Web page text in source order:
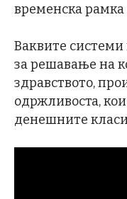
временска
Ваквите системи
за решавање на
здравството,
одржливоста,
денешните